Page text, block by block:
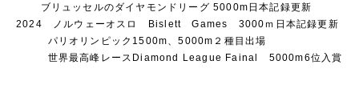
ブリュッセルのダイヤモンドリーグ 5000m日本記録更新
2024 ノルウェーオスロ Bislett Games 3000ｍ日本記録更新
パリオリンピック1500m、5000m２種目出場
世界最高峰レースDiamond League Fainal 5000m6位入賞